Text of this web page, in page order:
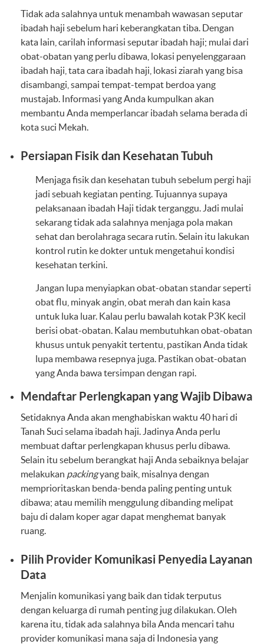
Tidak ada salahnya untuk menambah wawasan seputar
ibadah haji sebelum hari keberangkatan tiba. Dengan
kata lain, carilah informasi seputar ibadah haji; mulai dari
obat-obatan yang perlu dibawa, lokasi penyelenggaraan
ibadah haji, tata cara ibadah haji, lokasi ziarah yang bisa
disambangi, sampai tempat-tempat berdoa yang
mustajab. Informasi yang Anda kumpulkan akan
membantu Anda memperlancar ibadah selama berada di
kota suci Mekah.
Persiapan Fisik dan Kesehatan Tubuh
Menjaga fisik dan kesehatan tubuh sebelum pergi haji
jadi sebuah kegiatan penting. Tujuannya supaya
pelaksanaan ibadah Haji tidak terganggu. Jadi mulai
sekarang tidak ada salahnya menjaga pola makan
sehat dan berolahraga secara rutin. Selain itu lakukan
kontrol rutin ke dokter untuk mengetahui kondisi
kesehatan terkini.
Jangan lupa menyiapkan obat-obatan standar seperti
obat flu, minyak angin, obat merah dan kain kasa
untuk luka luar. Kalau perlu bawalah kotak P3K kecil
berisi obat-obatan. Kalau membutuhkan obat-obatan
khusus untuk penyakit tertentu, pastikan Anda tidak
lupa membawa resepnya juga. Pastikan obat-obatan
yang Anda bawa tersimpan dengan rapi.
Mendaftar Perlengkapan yang Wajib Dibawa
Setidaknya Anda akan menghabiskan waktu 40 hari di
Tanah Suci selama ibadah haji. Jadinya Anda perlu
membuat daftar perlengkapan khusus perlu dibawa.
Selain itu sebelum berangkat haji Anda sebaiknya belajar
melakukan packingyang baik, misalnya dengan
memprioritaskan benda-benda paling penting untuk
dibawa; atau memilih menggulung dibanding melipat
baju di dalam koper agar dapat menghemat banyak
ruang.
Pilih Provider Komunikasi Penyedia Layanan
Data
Menjalin komunikasi yang baik dan tidak terputus
dengan keluarga di rumah penting jug dilakukan. Oleh
karena itu, tidak ada salahnya bila Anda mencari tahu
provider komunikasi mana saja di Indonesia yang